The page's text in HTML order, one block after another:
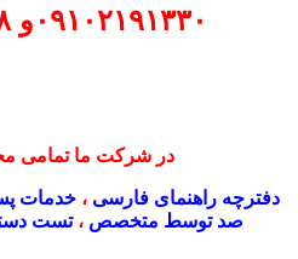
۰۹۱۰۲۱۹۱۳۳۰ و
در شرکت ما تمامی
دفترچه راهنمای فارسی ، خدمات
صد توسط متخصص ،تست